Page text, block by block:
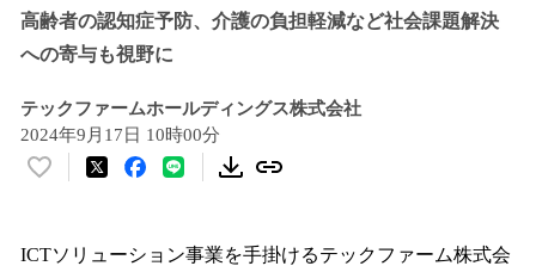
高齢者の認知症予防、介護の負担軽減など社会課題解決
への寄与も視野に
テックファームホールディングス株式会社
2024年9月17日 10時00分
い
！
ICTソリューション事業を手掛けるテックファーム株式会